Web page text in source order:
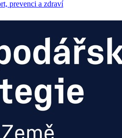
prevenci a zdraví